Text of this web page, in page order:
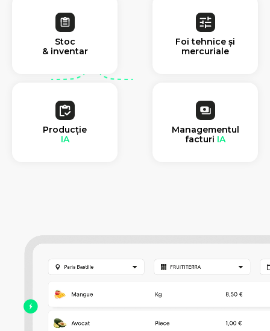
Stoc
& inventar
Producție
IA
Foi tehnice și
mercuriale
Managementul
facturi IA